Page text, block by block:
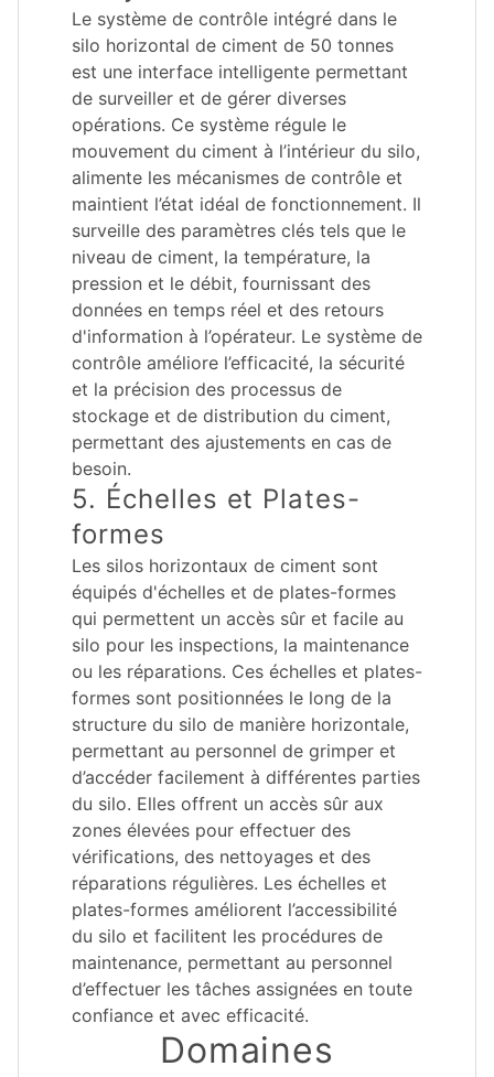
Le système de contrôle intégré dans le
silo horizontal de ciment de 50 tonnes
est une interface intelligente permettant
de surveiller et de gérer diverses
opérations. Ce système régule le
mouvement du ciment à l’intérieur du silo,
alimente les mécanismes de contrôle et
maintient l’état idéal de fonctionnement. Il
surveille des paramètres clés tels que le
niveau de ciment, la température, la
pression et le débit, fournissant des
données en temps réel et des retours
d'information à l’opérateur. Le système de
contrôle améliore l’efficacité, la sécurité
et la précision des processus de
stockage et de distribution du ciment,
permettant des ajustements en cas de
besoin.
5. Échelles et Plates-
formes
Les silos horizontaux de ciment sont
équipés d'échelles et de plates-formes
qui permettent un accès sûr et facile au
silo pour les inspections, la maintenance
ou les réparations. Ces échelles et plates-
formes sont positionnées le long de la
structure du silo de manière horizontale,
permettant au personnel de grimper et
d’accéder facilement à différentes parties
du silo. Elles offrent un accès sûr aux
zones élevées pour effectuer des
vérifications, des nettoyages et des
réparations régulières. Les échelles et
plates-formes améliorent l’accessibilité
du silo et facilitent les procédures de
maintenance, permettant au personnel
d’effectuer les tâches assignées en toute
confiance et avec efficacité.
Domaines